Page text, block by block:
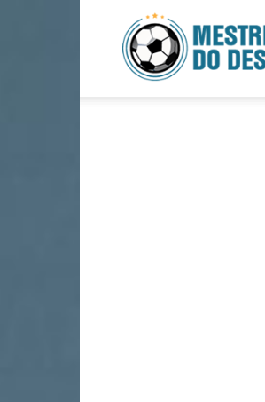
Mestre
Do
Desporto